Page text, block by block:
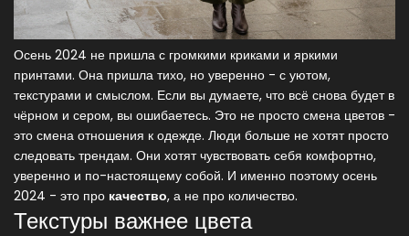
Осень 2024 не пришла с громкими криками и яркими
принтами. Она пришла тихо, но уверенно - с уютом,
текстурами и смыслом. Если вы думаете, что всё снова будет в
чёрном и сером, вы ошибаетесь. Это не просто смена цветов -
это смена отношения к одежде. Люди больше не хотят просто
следовать трендам. Они хотят чувствовать себя комфортно,
уверенно и по-настоящему собой. И именно поэтому осень
2024 - это про качество, а не про количество.
Текстуры важнее цвета